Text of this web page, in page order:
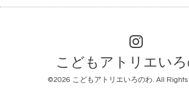
こどもアトリエい
©2026 こどもアトリエいろのわ. All